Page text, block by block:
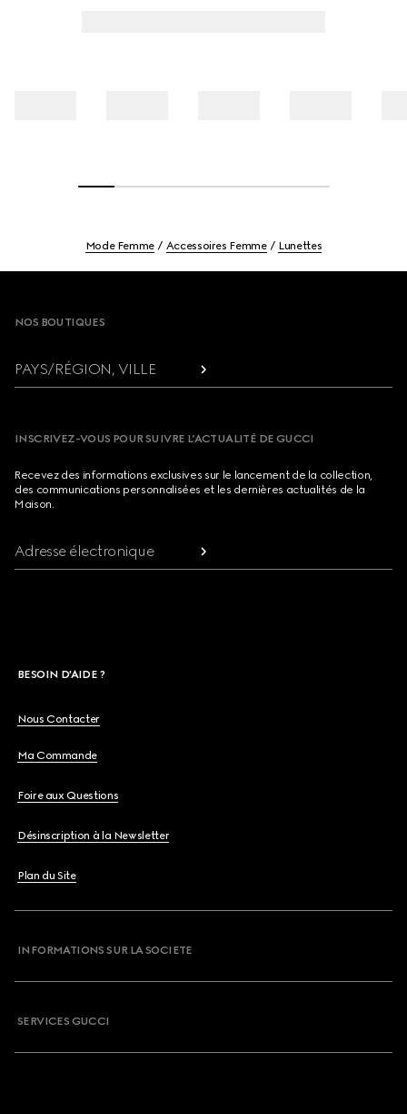
Mode Femme Accessoires Femme Lunettes
NOS BOUTIQUES
PAYS/RÉGION, VILLE
INSCRIVEZ-VOUS POUR SUIVRE L’ACTUALITÉ DE GUCCI
Recevez des informations exclusives sur le lancement de la collection,
des communications personnalisées et les dernières actualités de la
Maison.
Adresse électronique
BESOIN D'AIDE ?
Nous Contacter
Ma Commande
Foire aux Questions
Désinscription à la Newsletter
Plan du Site
INFORMATIONS SUR LA SOCIETE
SERVICES GUCCI